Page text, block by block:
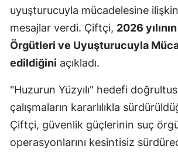
uyuşturucuyla mücadelesine
mesajlar verdi. Çiftçi, 2026
Örgütleri ve Uyuşturucuyla
edildiğini açıkladı.
"Huzurun Yüzyılı" hedefi
çalışmaların kararlılıkla
Çiftçi, güvenlik güçlerinin suç
operasyonlarını kesintisiz